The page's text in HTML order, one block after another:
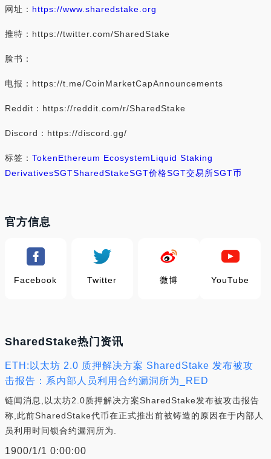
网址： https://www.sharedstake.org
推特：https://twitter.com/SharedStake
脸书：
电报：https://t.me/CoinMarketCapAnnouncements
Reddit：https://reddit.com/r/SharedStake
Discord：https://discord.gg/
标签： TokenEthereum EcosystemLiquid Staking
DerivativesSGTSharedStakeSGT价格SGT交易所SGT币
官方信息
Facebook Twitter 微博 YouTube
SharedStake热门资讯
ETH:以太坊 2.0 质押解决方案 SharedStake 发布被攻
击报告：系内部人员利用合约漏洞所为_RED
链闻消息,以太坊2.0质押解决方案SharedStake发布被攻击报告
称,此前SharedStake代币在正式推出前被铸造的原因在于内部人
员利用时间锁合约漏洞所为.
1900/1/1 0:00:00